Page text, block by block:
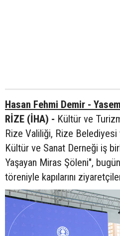
Hasan Fehmi Demir -
RİZE (İHA) - Kültür ve Turizm
Rize Valiliği, Rize
Kültür ve Sanat Derneği iş
Yaşayan Miras Şöleni",
töreniyle kapılarını